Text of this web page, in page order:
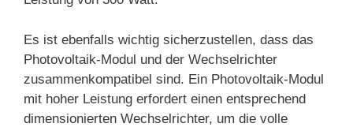
Es ist ebenfalls wichtig sicherzustellen, dass das
Photovoltaik-Modul und der Wechselrichter
zusammenkompatibel sind. Ein Photovoltaik-Modul
mit hoher Leistung erfordert einen entsprechend
dimensionierten Wechselrichter, um die volle